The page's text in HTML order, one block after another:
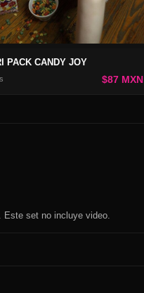
PACK CANDY JOY
$87 MXN
set no incluye video.